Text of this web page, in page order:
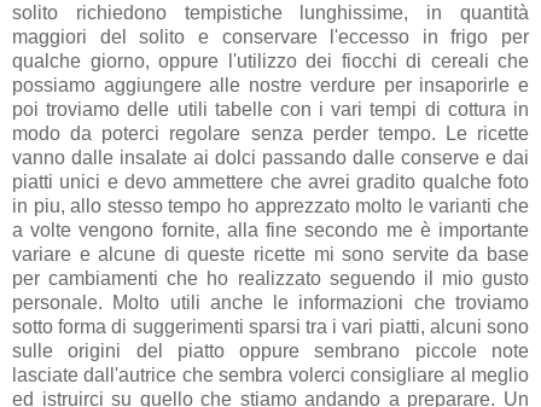
solito richiedono tempistiche lunghissime, in quantità
maggiori del solito e conservare l'eccesso in frigo per
qualche giorno, oppure l'utilizzo dei fiocchi di cereali che
possiamo aggiungere alle nostre verdure per insaporirle e
poi troviamo delle utili tabelle con i vari tempi di cottura in
modo da poterci regolare senza perder tempo. Le ricette
vanno dalle insalate ai dolci passando dalle conserve e dai
piatti unici e devo ammettere che avrei gradito qualche foto
in piu, allo stesso tempo ho apprezzato molto le varianti che
a volte vengono fornite, alla fine secondo me è importante
variare e alcune di queste ricette mi sono servite da base
per cambiamenti che ho realizzato seguendo il mio gusto
personale. Molto utili anche le informazioni che troviamo
sotto forma di suggerimenti sparsi tra i vari piatti, alcuni sono
sulle origini del piatto oppure sembrano piccole note
lasciate dall'autrice che sembra volerci consigliare al meglio
ed istruirci su quello che stiamo andando a preparare. Un